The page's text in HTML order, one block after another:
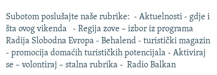
TV LIBERTY
POST SCRIPTUM
MOJA EVROPA
TRI DECENIJE OD RATA U BIH
Sve RFE/RL stranice
Subotom poslušajte naše rubrike: - Aktuelnosti - gdje i
šta ovog vikenda - Regija zove – izbor iz programa
Radija Slobodna Evropa - Behalend - turistički magazin
- promocija domaćih turističkih potencijala - Aktiviraj
se – volontiraj – stalna rubrika - Radio Balkan